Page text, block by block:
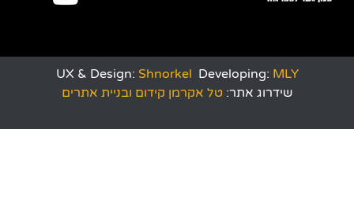
UX & Design:Shnorkel Developing:MLY
שידרוג אתר: טל אקרמן קידום ובניית אתרים